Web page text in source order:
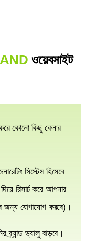
ওয়েবসাইট
কোনো কিছু কেনার
সিস্টেম হিসেবে
রিসার্চ করে আপনার
জন্য যোগাযোগ করবে)।
ব্র্যান্ড ভ্যালু বাড়বে।